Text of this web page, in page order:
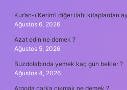
Kur’an-ı Kerim’i diğer ilahi kitaplardan
Ağustos 6, 2026
Azat edin ne demek ?
Ağustos 5, 2026
Buzdolabında yemek kaç gün bekler ?
Ağustos 4, 2026
Argoda çarka çıkmak ne demek ?